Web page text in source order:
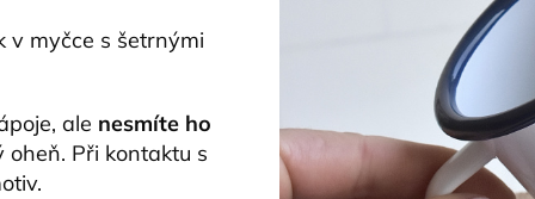
v myčce s šetrnými
ale nesmíte ho
Při kontaktu s